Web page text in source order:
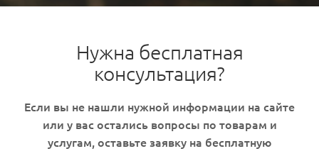
Нужна бесплатная
консультация?